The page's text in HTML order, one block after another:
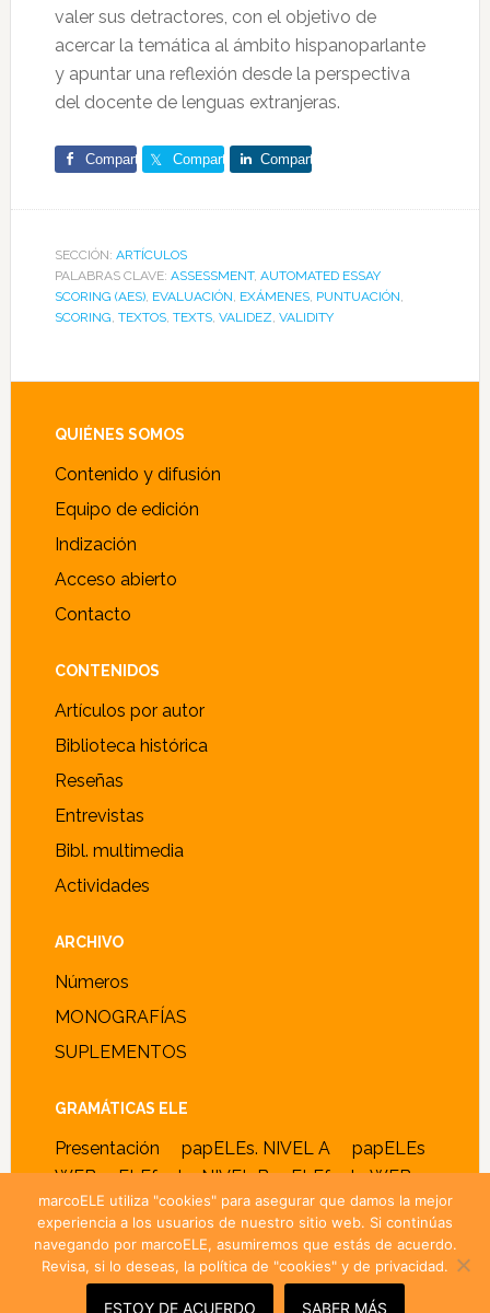
valer sus detractores, con el objetivo de
acercar la temática al ámbito hispanoparlante
y apuntar una reflexión desde la perspectiva
del docente de lenguas extranjeras.
Comparte Comparte Comparte
SECCIÓN: ARTÍCULOS
PALABRAS CLAVE: ASSESSMENT, AUTOMATED ESSAY
SCORING (AES), EVALUACIÓN, EXÁMENES, PUNTUACIÓN,
SCORING, TEXTOS, TEXTS, VALIDEZ, VALIDITY
Footer
QUIÉNES SOMOS
Contenido y difusión
Equipo de edición
Indización
Acceso abierto
Contacto
CONTENIDOS
Artículos por autor
Biblioteca histórica
Reseñas
Entrevistas
Bibl. multimedia
Actividades
ARCHIVO
Números
MONOGRAFÍAS
SUPLEMENTOS
GRAMÁTICAS ELE
Presentación papELEs. NIVEL A
papELEs
WEB
ELEfante. NIVEL B ELEfante WEB
© 2005–2026 ·marcoELE· ISSN 1885-2211 ·Política de
cookies y privacidad
marcoELE utiliza "cookies" para asegurar que damos la mejor
experiencia a los usuarios de nuestro sitio web. Si continúas
navegando por marcoELE, asumiremos que estás de acuerdo.
Revisa, si lo deseas, la política de "cookies" y de privacidad.
ESTOY DE ACUERDO SABER MÁS